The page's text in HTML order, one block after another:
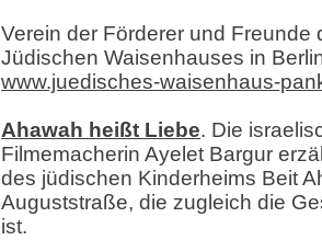
Verein der Förderer und Freunde
Jüdischen Waisenhauses in
www.juedisches-waisenhaus-
Ahawah heißt Liebe. Die
Filmemacherin Ayelet Bargur
des jüdischen Kinderheims Beit
Auguststraße, die zugleich die
ist.